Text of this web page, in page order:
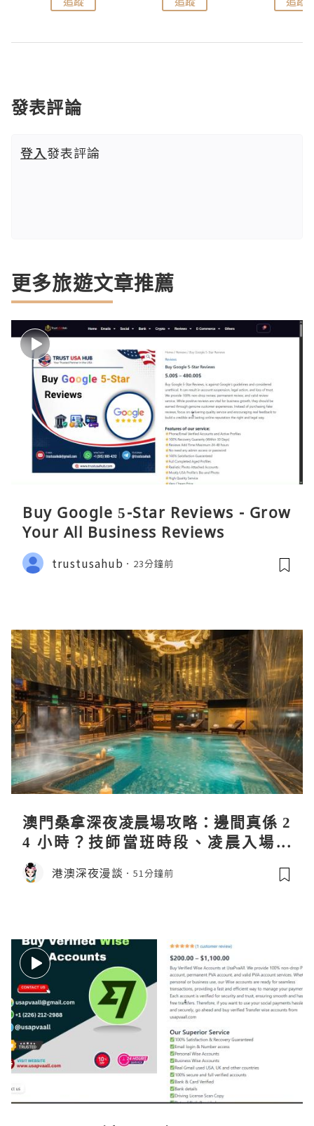
發表評論
登入發表評論
更多旅遊文章推薦
Buy Google 5-Star Reviews - Grow
Your All Business Reviews
trustusahub 23分鐘前
澳門桑拿深夜凌晨場攻略：邊間真係 2
4 小時？技師當班時段、凌晨入場流
程、過夜安排一次過講清
港澳深夜漫談 51分鐘前